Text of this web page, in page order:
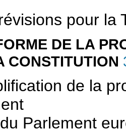
pour la
DE LA
de la
Parlement